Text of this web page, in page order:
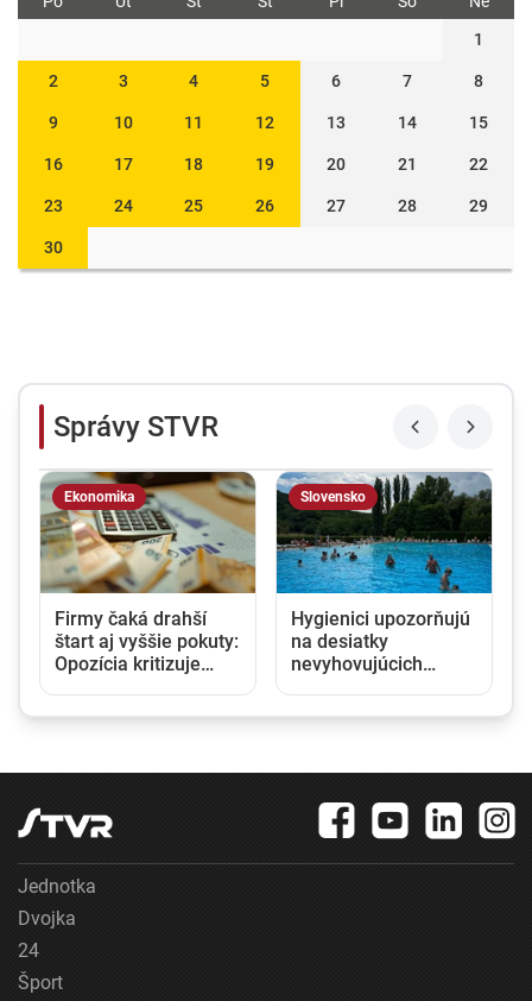
1
2 3 4 5 6 7 8
9 10 11 12 13 14 15
16 17 18 19 20 21 22
23 24 25 26 27 28 29
30
Správy STVR
Ekonomika
Firmy čaká drahší
štart aj vyššie pokuty:
Opozícia kritizuje
Slovensko
Hygienici upozorňujú
na desiatky
nevyhovujúcich
Jednotka
Dvojka
24
Šport